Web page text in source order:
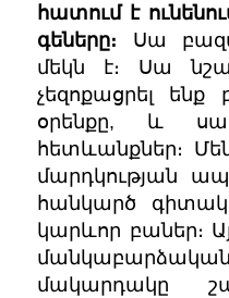
հատում է
գեները։ Սա
մեկն է։ Սա
չեզոքացրել ենք
օրենքը, և
հետևանքներ։
մարդկության
հանկարծ
կարևոր բաներ։
մակարդակը